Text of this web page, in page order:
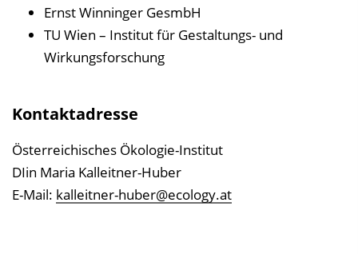
Ernst Winninger GesmbH
TU Wien – Institut für Gestaltungs- und
Wirkungsforschung
Kontaktadresse
Österreichisches Ökologie-Institut
DIin Maria Kalleitner-Huber
E-Mail: kalleitner-huber@ecology.at